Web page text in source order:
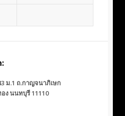
ม.1 ถ.กาญจนาภิเษก
ง นนทบุรี 11110